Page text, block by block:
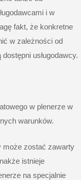
i w
fakt, że konkretne
w zależności od
usługodawcy.
w plenerze w
warunków.
może zostać zawarty
istnieje
na specjalnie